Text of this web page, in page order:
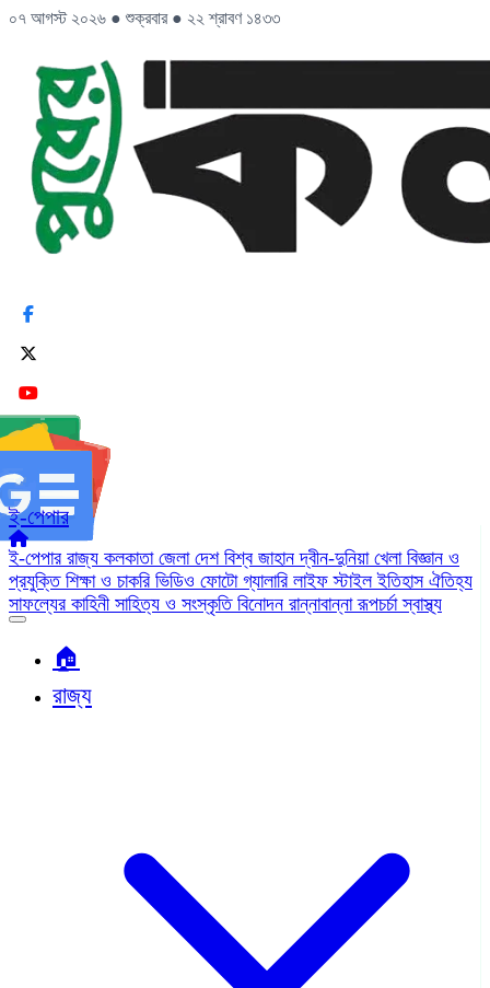
০৭ আগস্ট ২০২৬ ● শুক্রবার ● ২২ শ্রাবণ ১৪৩৩
ই-পেপার
ই-পেপার রাজ্য কলকাতা জেলা দেশ বিশ্ব জাহানদ্বীন-দুনিয়া খেলা বিজ্ঞান ও
প্রযুক্তি শিক্ষা ও চাকরি ভিডিও ফোটো গ্যালারি লাইফ স্টাইলইতিহাস ঐতিহ্য
সাফল্যের কাহিনী সাহিত্য ও সংস্কৃতি বিনোদন রান্নাবান্নারূপচর্চাস্বাস্থ্য
🏠︎
রাজ্য